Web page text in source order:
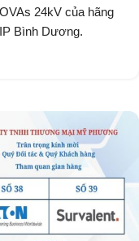
24kV của hãng
Bình Dương.